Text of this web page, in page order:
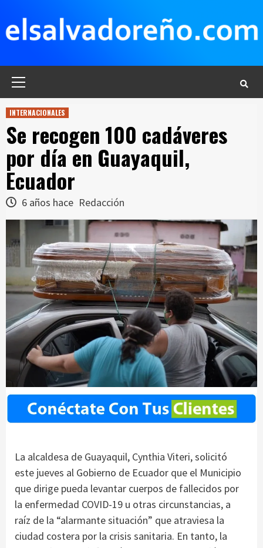
contenido
INTERNACIONALES
Se recogen 100 cadáveres
por día en Guayaquil,
Ecuador
6 años hace Redacción
La alcaldesa de Guayaquil, Cynthia Viteri, solicitó
este jueves al Gobierno de Ecuador que el Municipio
que dirige pueda levantar cuerpos de fallecidos por
la enfermedad COVID-19 u otras circunstancias, a
raíz de la “alarmante situación” que atraviesa la
ciudad costera por la crisis sanitaria. En tanto, la